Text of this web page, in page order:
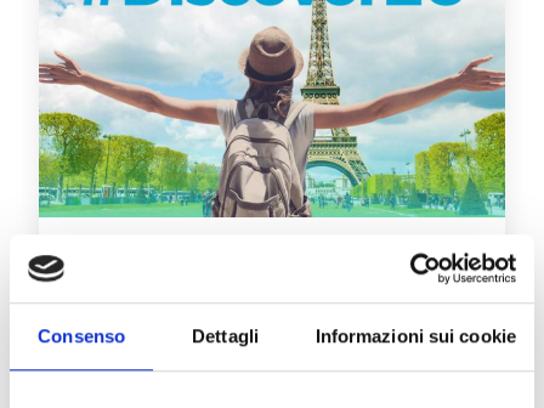
Consenso Dettagli Informazioni sui cookie
16 marzo 2023, digital event: Viaggiare in